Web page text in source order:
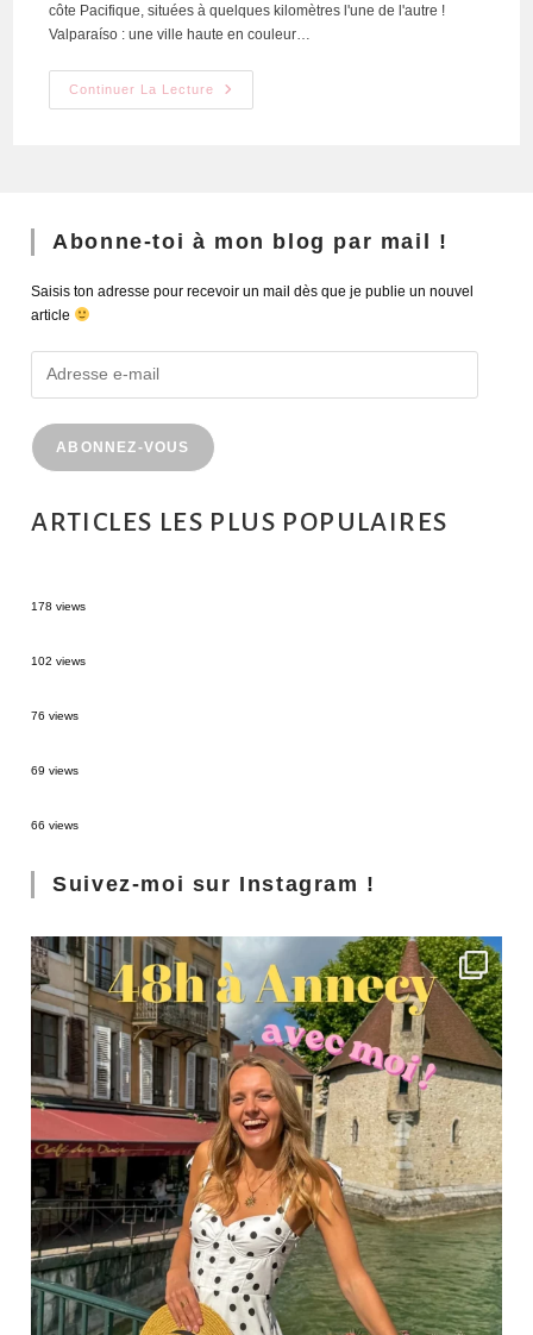
côte Pacifique, situées à quelques kilomètres l'une de l'autre !
Valparaíso : une ville haute en couleur…
Continuer La Lecture
Abonne-toi à mon blog par mail !
Saisis ton adresse pour recevoir un mail dès que je publie un nouvel
article
ABONNEZ-VOUS
ARTICLES LES PLUS POPULAIRES
178 views
102 views
76 views
69 views
66 views
Suivez-moi sur Instagram !